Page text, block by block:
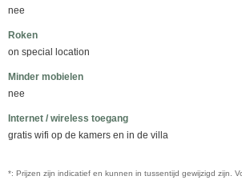
nee
Roken
on special location
Minder mobielen
nee
Internet / wireless toegang
gratis wifi op de kamers en in de villa
*: Prijzen zijn indicatief en kunnen in tussentijd gewijzigd zijn.